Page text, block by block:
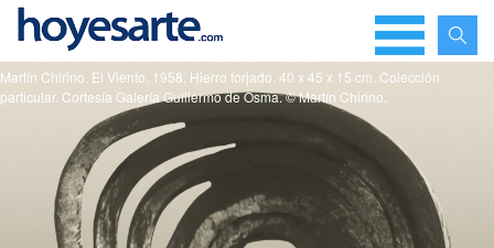
Martín Chirino. El Viento, 1958. Hierro forjado. 40 x 45 x 15 cm. Colección
particular. Cortesía Galería Guillermo de Osma. © Martín Chirino.